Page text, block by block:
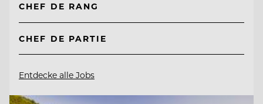
CHEF DE RANG
CHEF DE PARTIE
Entdecke alle Jobs